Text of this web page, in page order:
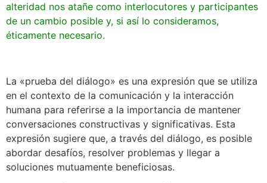
alteridad nos atañe como interlocutores y participantes
de un cambio posible y, si así lo consideramos,
éticamente necesario.
La «prueba del diálogo» es una expresión que se utiliza
en el contexto de la comunicación y la interacción
humana para referirse a la importancia de mantener
conversaciones constructivas y significativas. Esta
expresión sugiere que, a través del diálogo, es posible
abordar desafíos, resolver problemas y llegar a
soluciones mutuamente beneficiosas.